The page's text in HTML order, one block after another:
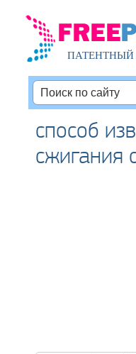
способ
сжигания